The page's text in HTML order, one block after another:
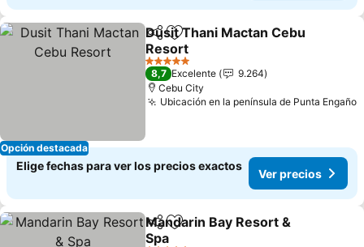
Opción destacada
CompartirAgregar a favoritos
Dusit Thani Mactan Cebu
Resort
5 Estrellas
8,7 Excelente
9.264
Cebu City
Ubicación en la península de Punta Engaño
Elige fechas para ver los precios exactos
Ver precios
CompartirAgregar a favoritos
Mandarin Bay Resort &
Spa